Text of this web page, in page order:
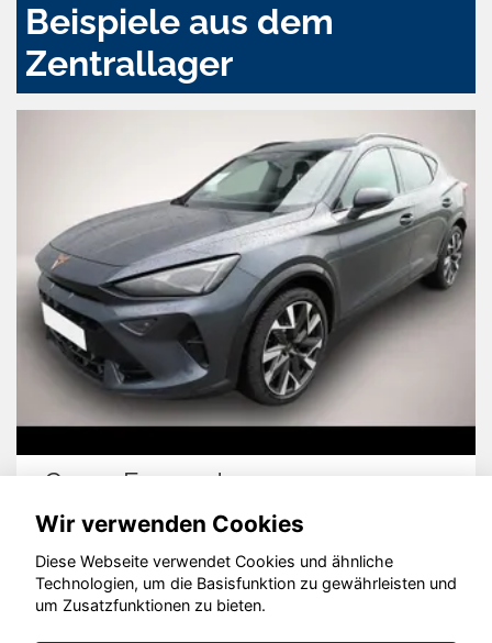
Beispiele aus dem
Zentrallager
Cupra Formentor
© konjunkturmotor.de GmbH 2020 - 2026
Wir verwenden Cookies
Diese Webseite verwendet Cookies und ähnliche
Technologien, um die Basisfunktion zu gewährleisten und
um Zusatzfunktionen zu bieten.